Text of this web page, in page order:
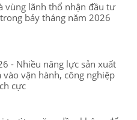
vùng lãnh thổ nhận đầu tư
bảy tháng năm 2026
- Nhiều năng lực sản xuất
vận hành, công nghiệp
cực